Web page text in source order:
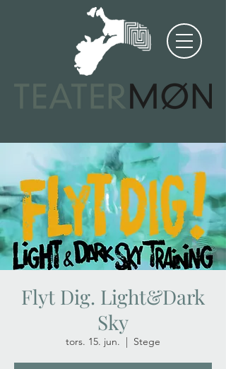
Flyt Dig. Light&Dark
Sky
tors. 15. jun.
  |
Stege